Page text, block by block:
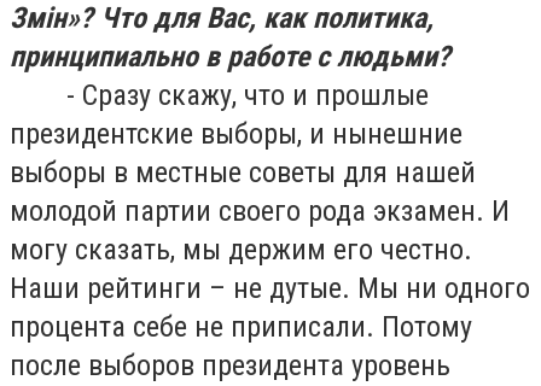
Змін»? Что для Вас, как политика,
принципиально в работе с людьми?
- Сразу скажу, что и прошлые
президентские выборы, и нынешние
выборы в местные советы для нашей
молодой партии своего рода экзамен. И
могу сказать, мы держим его честно.
Наши рейтинги – не дутые. Мы ни одного
процента себе не приписали. Потому
после выборов президента уровень